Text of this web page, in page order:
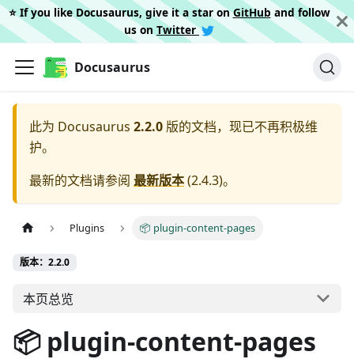
⭐️ If you like Docusaurus, give it a star onGitHub and follow
us on Twitter
Docusaurus
此为 Docusaurus 2.2.0 版的文档，现已不再积极维
护。
最新的文档请参阅 最新版本(2.4.3)。
Plugins 📦 plugin-content-pages
版本：2.2.0
本页总览
📦 plugin-content-pages